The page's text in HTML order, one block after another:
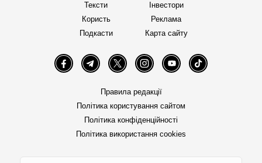
Тексти
Користь
Подкасти
Інвестори
Реклама
Карта сайту
FacebookTelegramTwitter InstagramYouTube TikTok
Правила редакції
Політика користування сайтом
Політика конфіденційності
Політика використання cookies